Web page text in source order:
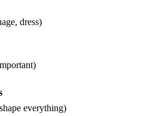
dress)
everything)